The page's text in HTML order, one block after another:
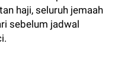
haji, seluruh jemaah
sebelum jadwal